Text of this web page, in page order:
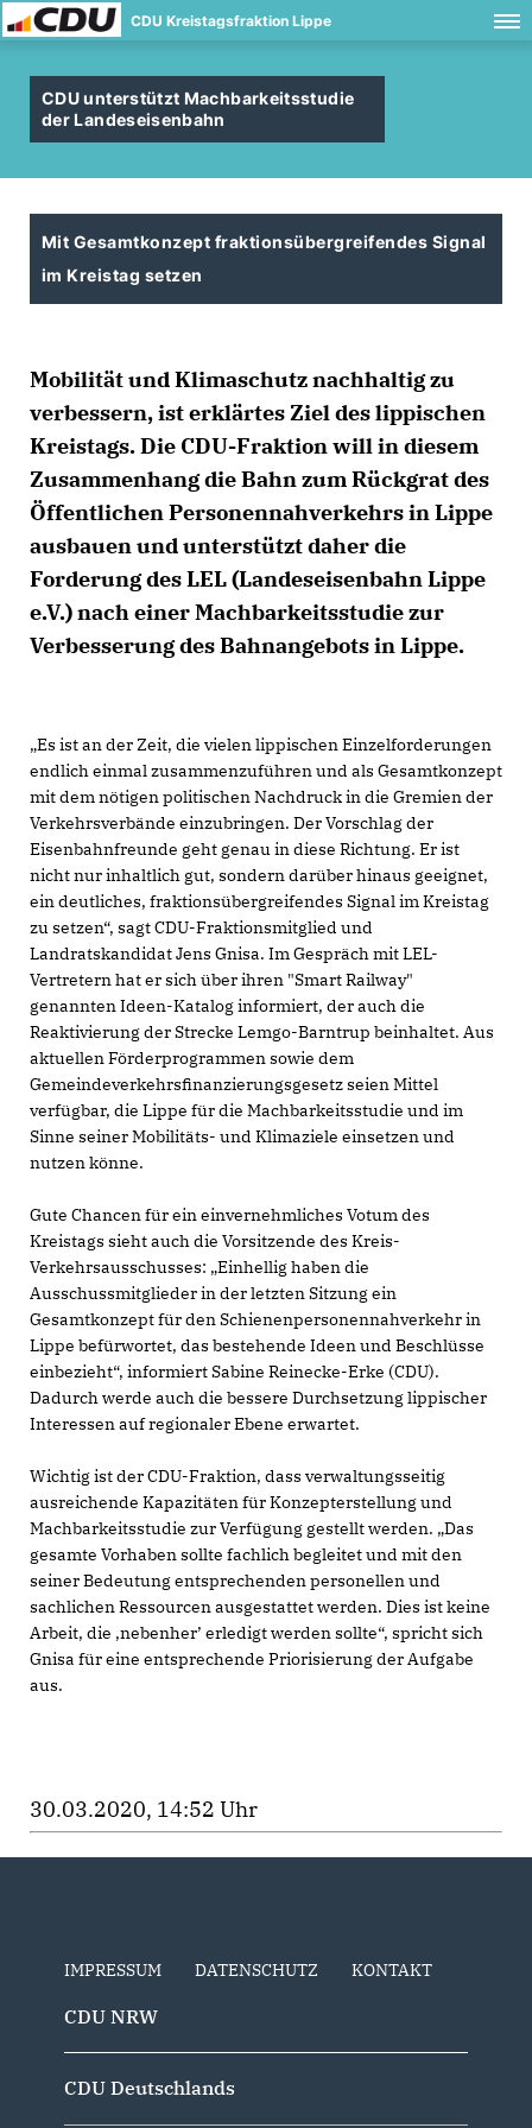
CDU Kreistagsfraktion Lippe
CDU unterstützt Machbarkeitsstudie
der Landeseisenbahn
Mit Gesamtkonzept fraktionsübergreifendes Signal
im Kreistag setzen
Mobilität und Klimaschutz nachhaltig zu
verbessern, ist erklärtes Ziel des lippischen
Kreistags. Die CDU-Fraktion will in diesem
Zusammenhang die Bahn zum Rückgrat des
Öffentlichen Personennahverkehrs in Lippe
ausbauen und unterstützt daher die
Forderung des LEL (Landeseisenbahn Lippe
e.V.) nach einer Machbarkeitsstudie zur
Verbesserung des Bahnangebots in Lippe.
Es ist an der Zeit, die vielen lippischen Einzelforderungen
endlich einmal zusammenzuführen und als Gesamtkonzept
mit dem nötigen politischen Nachdruck in die Gremien der
Verkehrsverbände einzubringen. Der Vorschlag der
Eisenbahnfreunde geht genau in diese Richtung. Er ist
nicht nur inhaltlich gut, sondern darüber hinaus geeignet,
ein deutliches, fraktionsübergreifendes Signal im Kreistag
zu setzen“, sagt CDU-Fraktionsmitglied und
Landratskandidat Jens Gnisa. Im Gespräch mit LEL-
Vertretern hat er sich über ihren "Smart Railway"
genannten Ideen-Katalog informiert​, der auch die
Reaktivierung der Strecke Lemgo-Barntrup beinhaltet. Aus
aktuellen Förderprogrammen sowie dem
Gemeindeverkehrsfinanzierungsgesetz seien Mittel
verfügbar, die Lippe für die Machbarkeitsstudie ​und im
Sinne seiner Mobilitäts- und Klimaziele einsetzen und
nutzen könne.
Gute Chancen für ein einvernehmliches Votum des
Kreistags sieht auch die Vorsitzende des Kreis-
Verkehrsausschusses: „Einhellig haben die
Ausschussmitglieder in der letzten Sitzung ein
Gesamtkonzept für den Schienenpersonennahverkehr in
Lippe befürwortet, das bestehende Ideen und Beschlüsse
einbezieht“, informiert Sabine Reinecke-Erke (CDU).
Dadurch werde auch die bessere Durchsetzung lippischer
Interessen auf regionaler Ebene erwartet.
Wichtig ist der CDU-Fraktion, dass verwaltungsseitig
ausreichende Kapazitäten für Konzepterstellung und
Machbarkeitsstudie zur Verfügung gestellt werden. „Das
gesamte Vorhaben sollte fachlich begleitet und mit den
seiner Bedeutung entsprechenden personellen und
sachlichen Ressourcen ausgestattet werden. Dies ist keine
Arbeit, die ‚nebenher’ erledigt werden sollte“, spricht sich
Gnisa für eine entsprechende Priorisierung der Aufgabe
aus.
30.03.2020, 14:52 Uhr
IMPRESSUM DATENSCHUTZ KONTAKT
CDU NRW
CDU Deutschlands